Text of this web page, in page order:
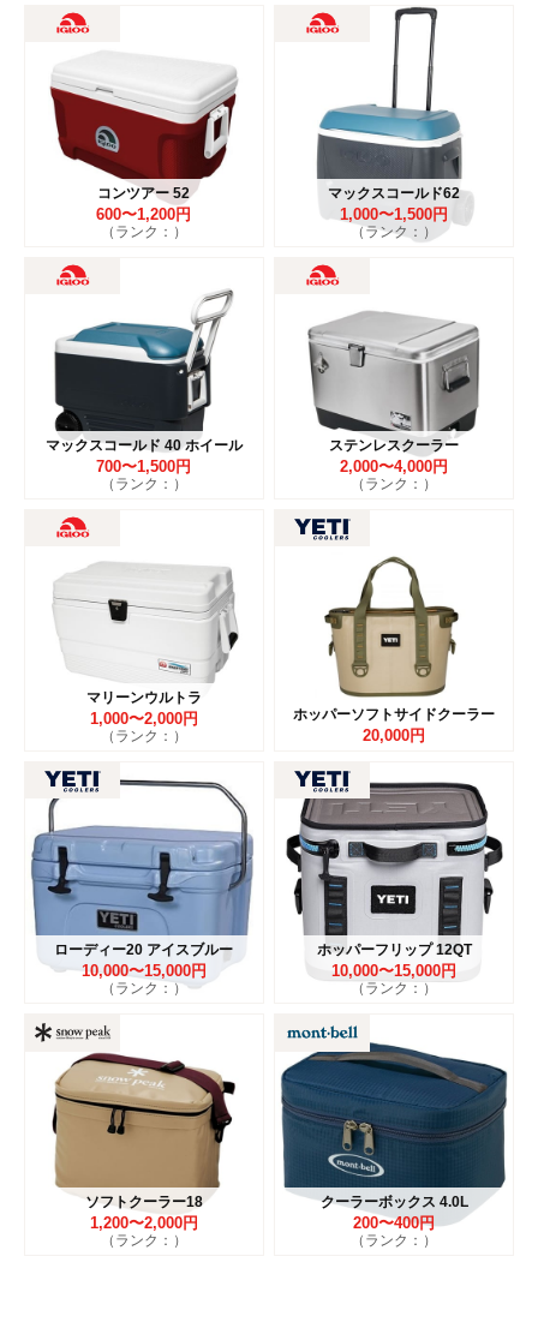
コンツアー 52
600〜1,200円
（ランク：）
マックスコールド62
1,000〜1,500円
（ランク：）
マックスコールド 40 ホイール
700〜1,500円
（ランク：）
ステンレスクーラー
2,000〜4,000円
（ランク：）
マリーンウルトラ
1,000〜2,000円
（ランク：）
ホッパーソフトサイドクーラー
20,000円
ローディー20 アイスブルー
10,000〜15,000円
（ランク：）
ホッパーフリップ 12QT
10,000〜15,000円
（ランク：）
ソフトクーラー18
1,200〜2,000円
（ランク：）
クーラーボックス 4.0L
200〜400円
（ランク：）